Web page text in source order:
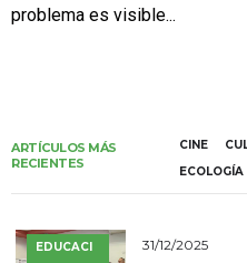
problema es visible...
ARTÍCULOS MÁS
RECIENTES
CINE
ECOLOGÍA
EDUCACI
31/12/2025